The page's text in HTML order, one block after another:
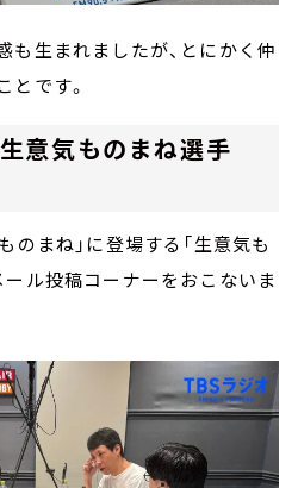
も生まれましたが、とにかく仲
とです。
意気ものまね選手
のまね」に登場する「生意気も
ール投稿コーナーをおこないま